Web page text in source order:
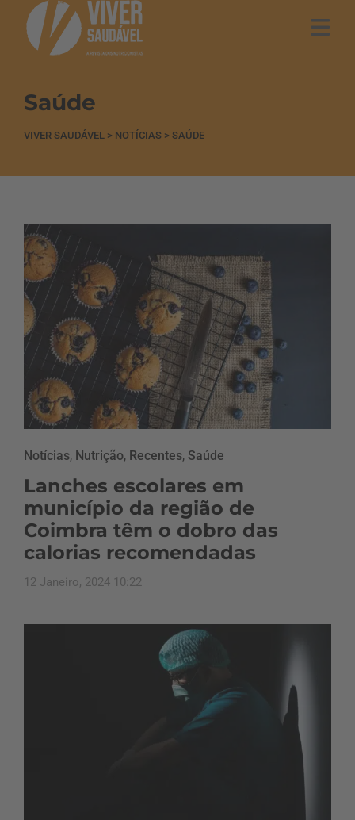
Saúde
VIVER SAUDÁVEL > NOTÍCIAS > SAÚDE
Notícias, Nutrição, Recentes, Saúde
Lanches escolares em
município da região de
Coimbra têm o dobro das
calorias recomendadas
12 Janeiro, 2024 10:22